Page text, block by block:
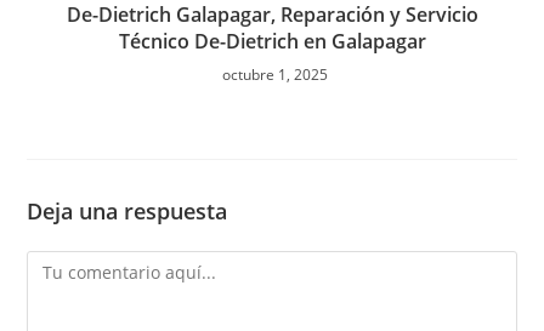
De-Dietrich Galapagar, Reparación y Servicio
Técnico De-Dietrich en Galapagar
octubre 1, 2025
Deja una respuesta
Comentario